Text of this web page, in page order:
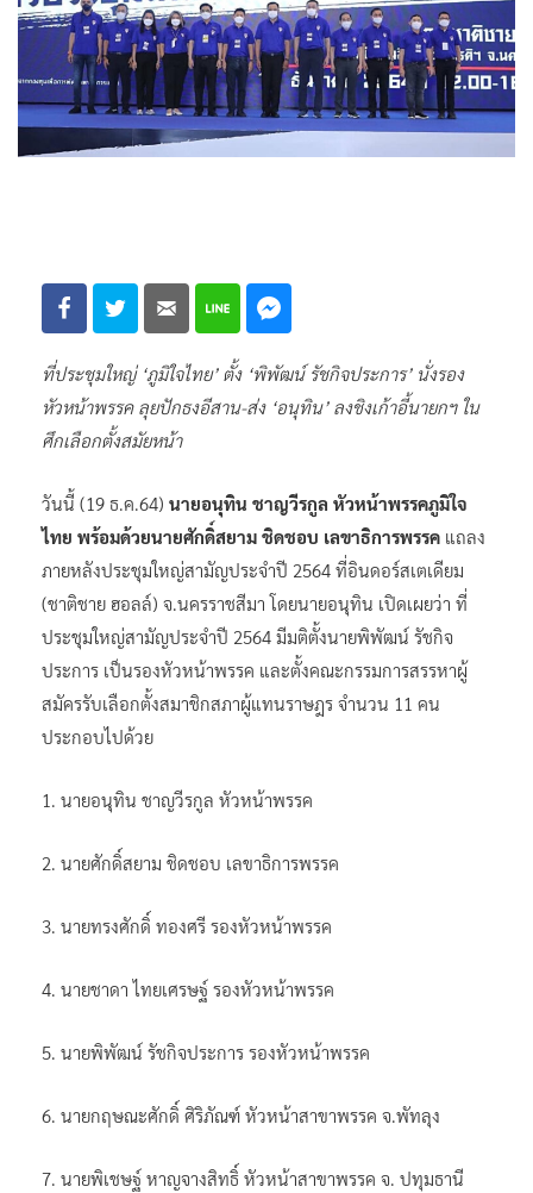
ที่ประชุมใหญ่ ‘ภูมิใจไทย’ ตั้ง ‘พิพัฒน์ รัชกิจประการ’ นั่งรอง
หัวหน้าพรรค ลุยปักธงอีสาน-ส่ง ‘อนุทิน’ ลงชิงเก้าอี้นายกฯ ใน
ศึกเลือกตั้งสมัยหน้า
วันนี้ (19 ธ.ค.64) นายอนุทิน ชาญวีรกูล หัวหน้าพรรคภูมิใจ
ไทย พร้อมด้วยนายศักดิ์สยาม ชิดชอบ เลขาธิการพรรค แถลง
ภายหลังประชุมใหญ่สามัญประจำปี 2564 ที่อินดอร์สเตเดียม
(ชาติชาย ฮอลล์) จ.นครราชสีมา โดยนายอนุทิน เปิดเผยว่า ที่
ประชุมใหญ่สามัญประจำปี 2564 มีมติตั้งนายพิพัฒน์ รัชกิจ
ประการ เป็นรองหัวหน้าพรรค และตั้งคณะกรรมการสรรหาผู้
สมัครรับเลือกตั้งสมาชิกสภาผู้แทนราษฎร จำนวน 11 คน
ประกอบไปด้วย
1. นายอนุทิน ชาญวีรกูล หัวหน้าพรรค
2. นายศักดิ์สยาม ชิดชอบ เลขาธิการพรรค
3. นายทรงศักดิ์ ทองศรี รองหัวหน้าพรรค
4. นายชาดา ไทยเศรษฐ์ รองหัวหน้าพรรค
5. นายพิพัฒน์ รัชกิจประการ รองหัวหน้าพรรค
6. นายกฤษณะศักดิ์ ศิริภัณฑ์ หัวหน้าสาขาพรรค จ.พัทลุง
7. นายพิเชษฐ์ หาญจางสิทธิ์ หัวหน้าสาขาพรรค จ. ปทุมธานี